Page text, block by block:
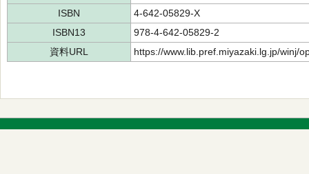
ISBN
4-642-05829-X
ISBN13
978-4-642-05829-2
資料URL
https://www.lib.pref.miyazaki.lg.jp/winj/